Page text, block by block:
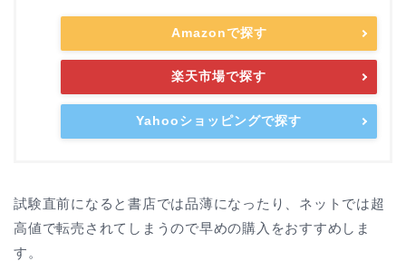
Amazonで探す
楽天市場で探す
Yahooショッピングで探す
試験直前になると書店では品薄になったり、ネットでは超
高値で転売されてしまうので早めの購入をおすすめしま
す。